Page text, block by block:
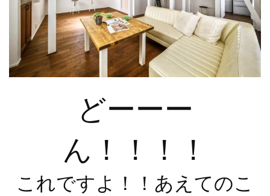
どーーー
ん！！！！
これですよ！！あえてのこ